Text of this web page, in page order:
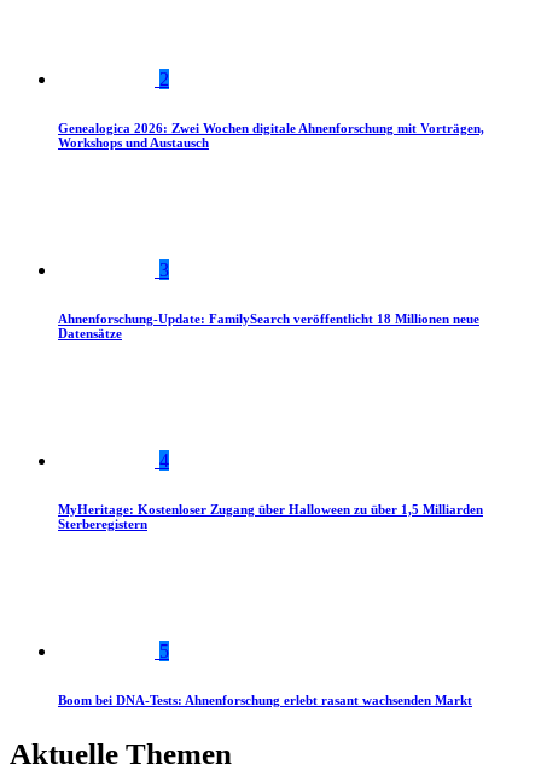
2
Genealogica 2026: Zwei Wochen digitale Ahnenforschung mit Vorträgen,
Workshops und Austausch
3
Ahnenforschung-Update: FamilySearch veröffentlicht 18 Millionen neue
Datensätze
4
MyHeritage: Kostenloser Zugang über Halloween zu über 1,5 Milliarden
Sterberegistern
5
Boom bei DNA-Tests: Ahnenforschung erlebt rasant wachsenden Markt
Aktuelle Themen